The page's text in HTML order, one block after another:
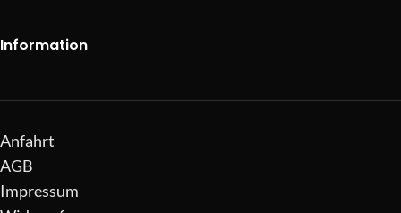
Information
Anfahrt
AGB
Impressum